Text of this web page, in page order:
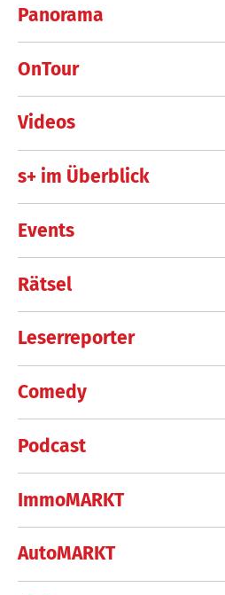
Panorama
OnTour
Videos
s+ im Überblick
Events
Rätsel
Leserreporter
Comedy
Podcast
ImmoMARKT
AutoMARKT